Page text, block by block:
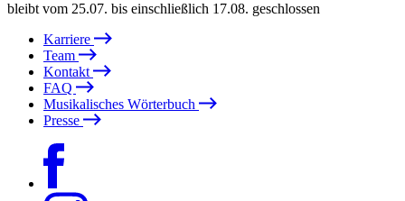
bleibt vom 25.07. bis einschließlich 17.08. geschlossen
Karriere
Team
Kontakt
FAQ
Musikalisches Wörterbuch
Presse